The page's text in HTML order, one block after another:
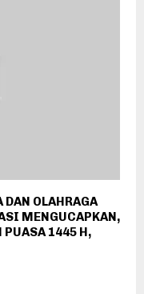
DAN OLAHRAGA
MENGUCAPKAN,
1445 H,